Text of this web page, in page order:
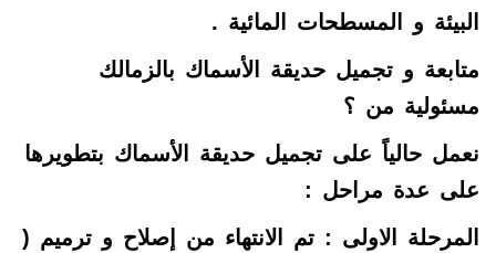
البيئة و المسطحات المائية .
متابعة و تجميل حديقة الأسماك بالزمالك
مسئولية من ؟
نعمل حالياً على تجميل حديقة الأسماك بتطويرها
على عدة مراحل :
المرحلة الاولى : تم الانتهاء من إصلاح و ترميم (